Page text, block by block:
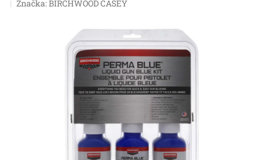
hodnocení
Značka:BIRCHWOOD CASEY